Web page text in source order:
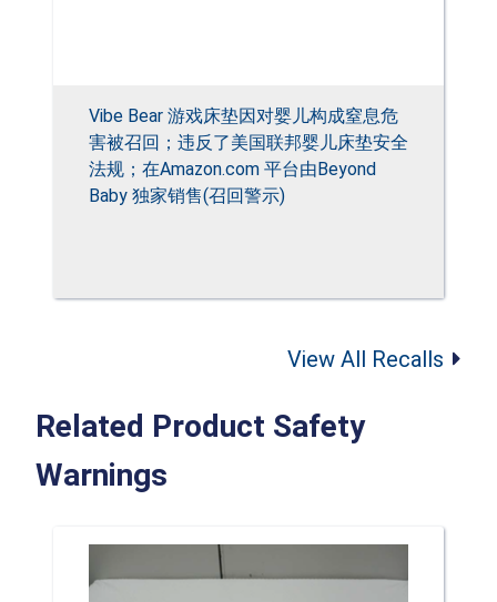
Vibe Bear 游戏床垫因对婴儿构成窒息危
害被召回；违反了美国联邦婴儿床垫安全
法规；在Amazon.com 平台由Beyond
Baby 独家销售(召回警示)
View All Recalls
Related Product Safety
Warnings